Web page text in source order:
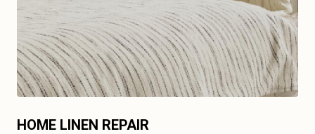
HOME LINEN REPAIR